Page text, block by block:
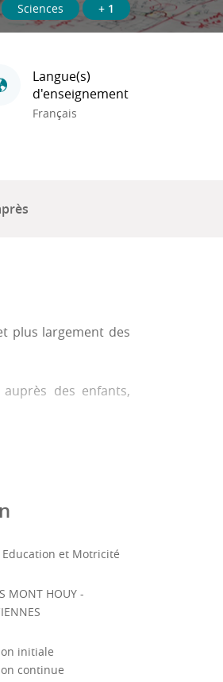
Sciences + 1
Langue(s)
d'enseignement
Français
plus largement des
des enfants,
Education et Motricité
MONT HOUY -
initiale
continue